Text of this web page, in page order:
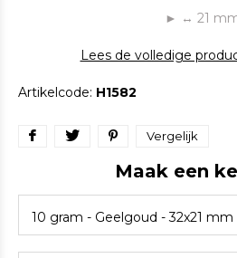
► ↔ 21
Lees de volledige
Artikelcode: H1582
Vergelijk
Maak een